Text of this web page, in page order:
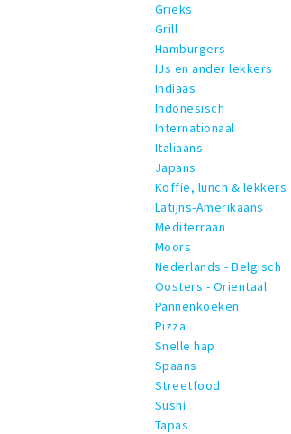
Grieks
Grill
Hamburgers
IJs en ander lekkers
Indiaas
Indonesisch
Internationaal
Italiaans
Japans
Koffie, lunch & lekkers
Latijns-Amerikaans
Mediterraan
Moors
Nederlands - Belgisch
Oosters - Orientaal
Pannenkoeken
Pizza
Snelle hap
Spaans
Streetfood
Sushi
Tapas